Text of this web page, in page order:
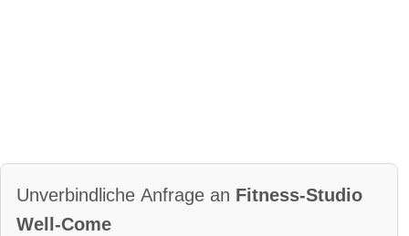
Unverbindliche Anfrage an Fitness-Studio
Well-Come